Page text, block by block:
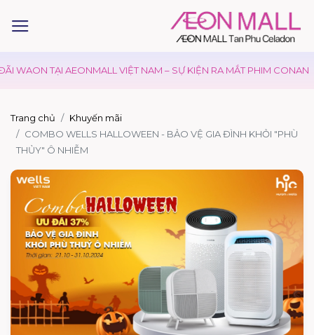
WAON TẠI AEONMALL VIỆT NAM – SỰ KIỆN RA MẮT PHIM CONAN
Trang chủ
Khuyến mãi
COMBO WELLS HALLOWEEN - BẢO VỆ GIA ĐÌNH KHỎI "PHÙ
THỦY" Ô NHIỄM